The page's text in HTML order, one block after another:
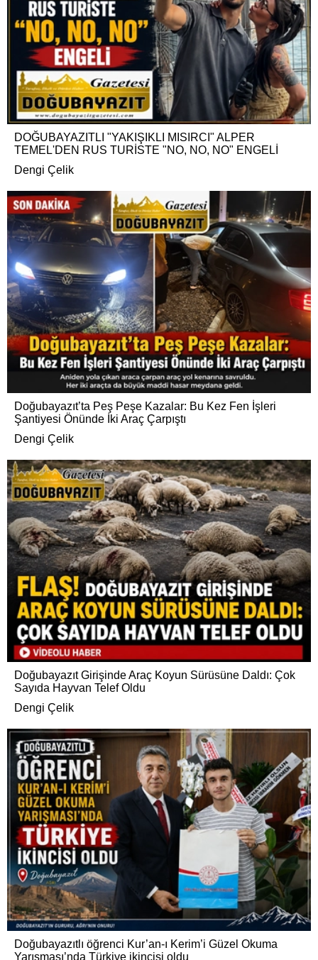
DOĞUBAYAZITLI "YAKIŞIKLI MISIRCI" ALPER
TEMEL'DEN RUS TURİSTE "NO, NO, NO" ENGELİ
Dengi Çelik
Doğubayazıt’ta Peş Peşe Kazalar: Bu Kez Fen İşleri
Şantiyesi Önünde İki Araç Çarpıştı
Dengi Çelik
Doğubayazıt Girişinde Araç Koyun Sürüsüne Daldı: Çok
Sayıda Hayvan Telef Oldu
Dengi Çelik
Doğubayazıtlı öğrenci Kur’an-ı Kerim’i Güzel Okuma
Yarışması’nda Türkiye ikincisi oldu